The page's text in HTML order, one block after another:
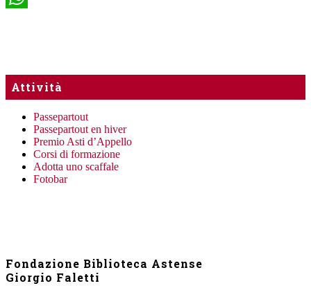
Attività
Passepartout
Passepartout en hiver
Premio Asti d’Appello
Corsi di formazione
Adotta uno scaffale
Fotobar
Fondazione Biblioteca Astense
Giorgio Faletti